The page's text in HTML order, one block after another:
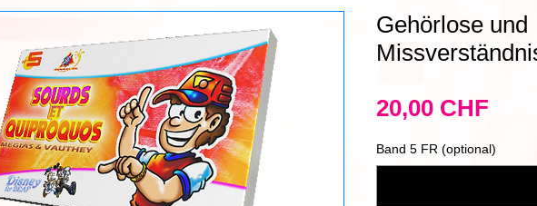
Gehörlose und
20,00 CHF
Band 5 FR (optional)